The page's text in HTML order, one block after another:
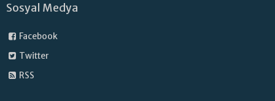
Sosyal Medya
Facebook
Twitter
RSS